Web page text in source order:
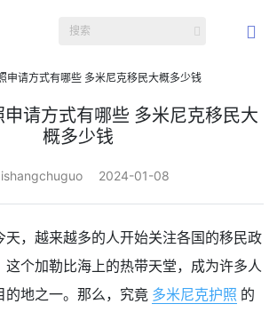
申请方式有哪些 多米尼克移民大概多少钱
请方式有哪些 多米尼克移民大
概多少钱
2024-01-08
天，越来越多的人开始关注各国的移民政
这个加勒比海上的热带天堂，成为许多人
的地之一。那么，究竟 多米尼克护照 的